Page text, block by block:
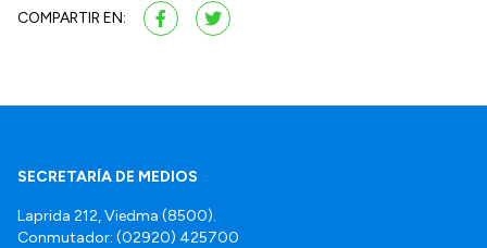
COMPARTIR EN:
SECRETARÍA DE MEDIOS
Laprida 212, Viedma (8500).
Conmutador: (02920) 425700